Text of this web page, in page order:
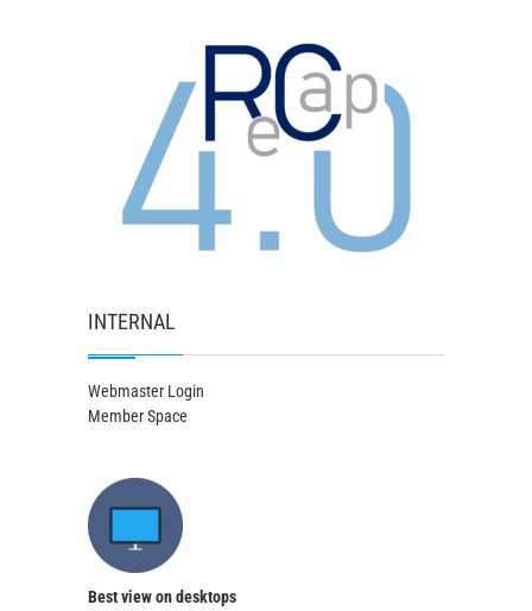
INTERNAL
Webmaster Login
Member Space
Best view on desktops